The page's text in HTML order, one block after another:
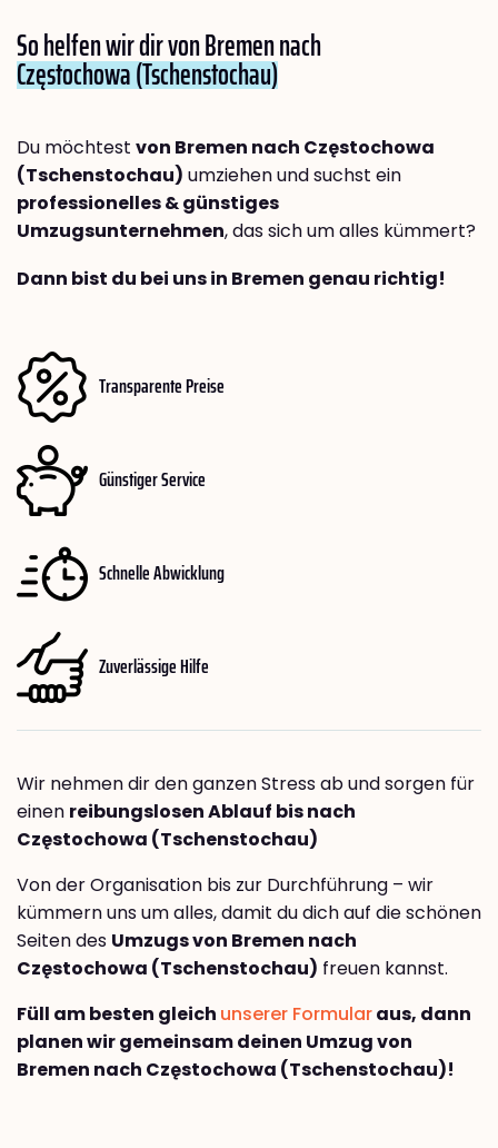
So helfen wir dir von Bremen nach
Częstochowa (Tschenstochau)
Du möchtest von Bremen nach Częstochowa
(Tschenstochau) umziehen und suchst ein
professionelles & günstiges
Umzugsunternehmen, das sich um alles kümmert?
Dann bist du bei uns in Bremen genau richtig!
Transparente Preise
Günstiger Service
Schnelle Abwicklung
Zuverlässige Hilfe
Wir nehmen dir den ganzen Stress ab und sorgen für
einen reibungslosen Ablauf bis nach
Częstochowa (Tschenstochau)
Von der Organisation bis zur Durchführung – wir
kümmern uns um alles, damit du dich auf die schönen
Seiten des Umzugs von Bremen nach
Częstochowa (Tschenstochau) freuen kannst.
Füll am besten gleich unserer Formularaus, dann
planen wir gemeinsam deinen Umzug von
Bremen nach Częstochowa (Tschenstochau)!